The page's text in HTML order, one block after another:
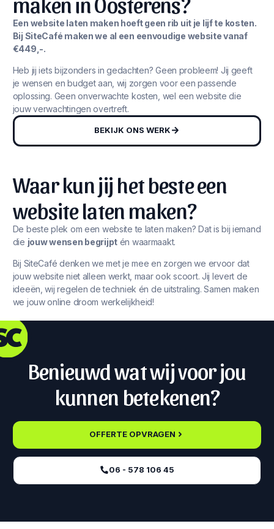
Een website laten maken hoeft geen rib uit je lijf te kosten.
Bij SiteCafé maken we al een eenvoudige website vanaf
€449,-.
Heb jij iets bijzonders in gedachten? Geen probleem! Jij geeft
je wensen en budget aan, wij zorgen voor een passende
oplossing. Geen onverwachte kosten, wel een website die
jouw verwachtingen overtreft.
BEKIJK ONS WERK
Waar kun jij het beste een
website laten maken?
De beste plek om een website te laten maken? Dat is bij iemand
die jouw wensen begrijpt én waarmaakt.
Bij SiteCafé denken we met je mee en zorgen we ervoor dat
jouw website niet alleen werkt, maar ook scoort. Jij levert de
ideeën, wij regelen de techniek én de uitstraling. Samen maken
we jouw online droom werkelijkheid!
Benieuwd wat wij voor jou
kunnen betekenen?
OFFERTE OPVRAGEN
06 - 578 106 45‬